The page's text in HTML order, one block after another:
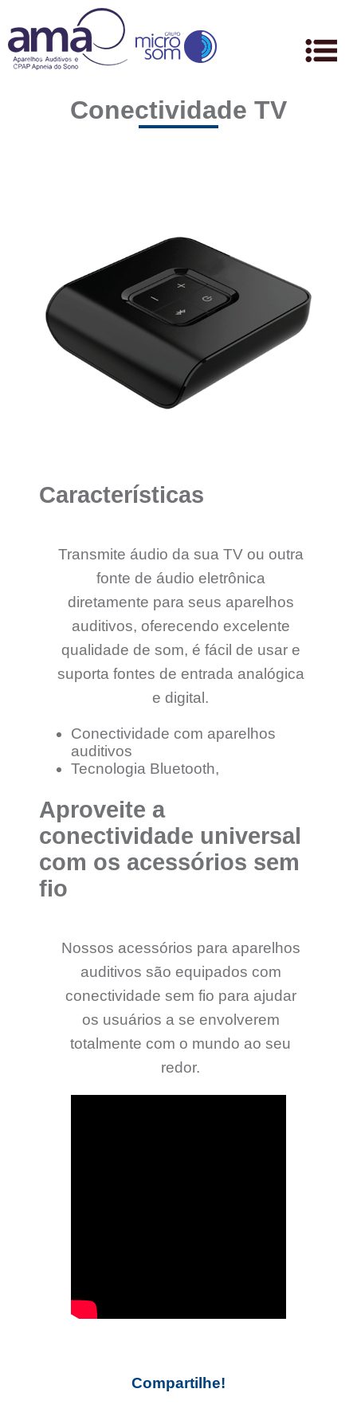
Conectividade TV
Características
Transmite áudio da sua TV ou outra
fonte de áudio eletrônica
diretamente para seus aparelhos
auditivos, oferecendo excelente
qualidade de som, é fácil de usar e
suporta fontes de entrada analógica
e digital.
Conectividade com aparelhos
auditivos
Tecnologia Bluetooth,
Aproveite a
conectividade universal
com os acessórios sem
fio
Nossos acessórios para aparelhos
auditivos são equipados com
conectividade sem fio para ajudar
os usuários a se envolverem
totalmente com o mundo ao seu
redor.
Compartilhe!